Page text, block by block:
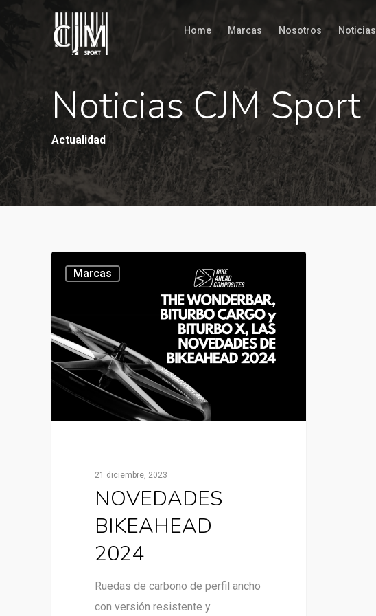
Home Marcas Nosotros Noticias
Noticias CJM Sport
Actualidad
Marcas
21 diciembre, 2023
NOVEDADES
BIKEAHEAD
2024
Ruedas de carbono de perfil ancho
con versión resistente y